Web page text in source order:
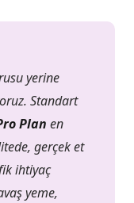
yerine
Standart
Plan en
gerçek et
ihtiyaç
yeme,